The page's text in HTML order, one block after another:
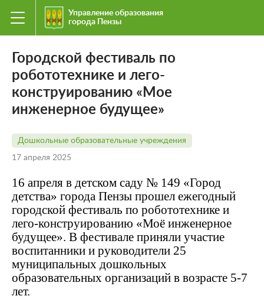
Управление образования
города Пензы
Городской фестиваль по
робототехнике и лего-
конструированию «Мое
инженерное будущее»
Дошкольные образовательные учреждения
17 апреля 2025
16 апреля в детском саду № 149 «Город
детства» города Пензы прошел ежегодный
городской фестиваль по робототехнике и
лего-конструированию «Моё инженерное
будущее». В фестивале приняли участие
воспитанники и руководители 25
муниципальных дошкольных
образовательных организаций в возрасте 5-7
лет.